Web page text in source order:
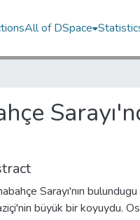
All of DSpace
Sarayı'nın
büyük bir koyuydu.